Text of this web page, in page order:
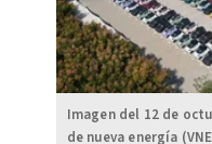
Imagen del 12 de
de nueva energía